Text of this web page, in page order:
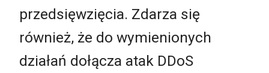
przedsięwzięcia. Zdarza się
również, że do wymienionych
działań dołącza atak DDoS